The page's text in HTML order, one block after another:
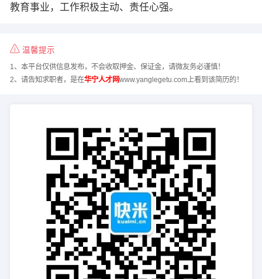
教育事业，工作积极主动、责任心强。
温馨提示
1、本平台仅供信息发布，不会收取押金、保证金，请微友务必谨慎！
2、请告知求职者，是在华宁人才网www.yanglegetu.com上看到该简历的！